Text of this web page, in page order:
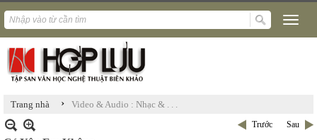
Trang nhà › Video & Audio : Nhạc & . . .
Trước Sau